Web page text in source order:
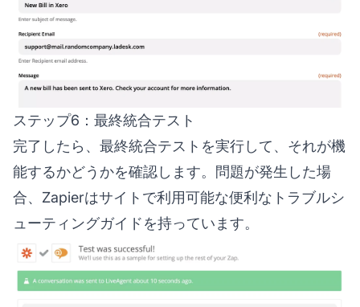
ステップ6：最終統合テスト
完了したら、最終統合テストを実行して、それが機
能するかどうかを確認します。問題が発生した場
合、Zapierはサイトで利用可能な便利なトラブルシ
ューティングガイドを持っています。